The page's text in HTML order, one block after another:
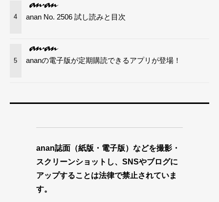
4 anan No. 2506 試し読みと目次
5 ananの電子版が定期購読できるアプリが登場！
anan誌面（紙版・電子版）などを撮影・
スクリーンショットし、SNSやブログに
アップすることは法律で禁止されていま
す。